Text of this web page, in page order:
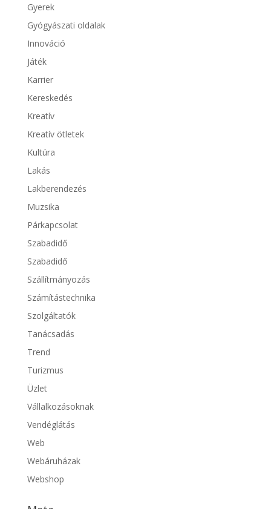
Gyerek
Gyógyászati oldalak
Innováció
Játék
Karrier
Kereskedés
Kreatív
Kreatív ötletek
Kultúra
Lakás
Lakberendezés
Muzsika
Párkapcsolat
Szabadidő
Szabadidő
Szállítmányozás
Számítástechnika
Szolgáltatók
Tanácsadás
Trend
Turizmus
Üzlet
Vállalkozásoknak
Vendéglátás
Web
Webáruházak
Webshop